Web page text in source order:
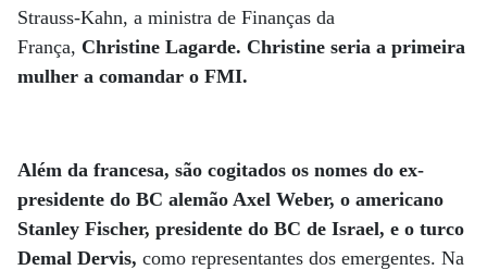
Strauss-Kahn, a ministra de Finanças da
França, Christine Lagarde. Christine seria a primeira
mulher a comandar o FMI.
Além da francesa, são cogitados os nomes do ex-
presidente do BC alemão Axel Weber, o americano
Stanley Fischer, presidente do BC de Israel, e o turco
Demal Dervis, como representantes dos emergentes. Na